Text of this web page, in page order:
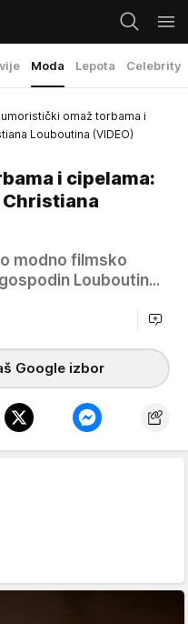
Moda Lepota Celebrity
omaž torbama i
Louboutina (VIDEO)
i cipelama:
modno filmsko
Louboutin...
Google izbor